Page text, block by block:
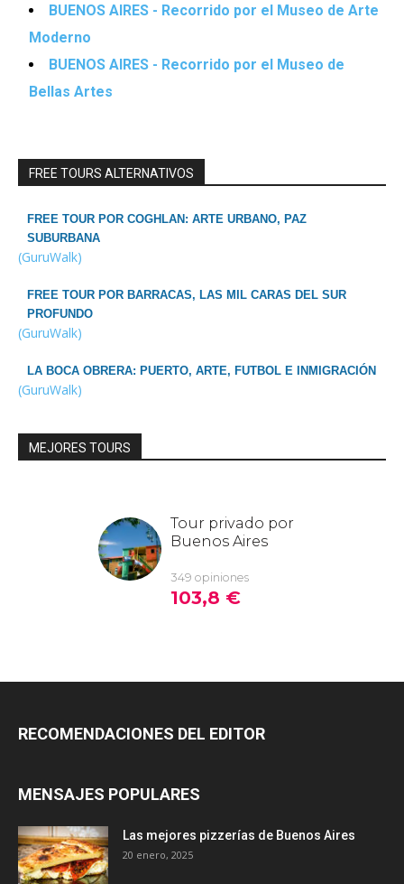
BUENOS AIRES - Recorrido por el Museo de Arte
Moderno
BUENOS AIRES - Recorrido por el Museo de
Bellas Artes
FREE TOURS ALTERNATIVOS
FREE TOUR POR COGHLAN: ARTE URBANO, PAZ
SUBURBANA
(GuruWalk)
FREE TOUR POR BARRACAS, LAS MIL CARAS DEL SUR
PROFUNDO
(GuruWalk)
LA BOCA OBRERA: PUERTO, ARTE, FUTBOL E INMIGRACIÓN
(GuruWalk)
MEJORES TOURS
RECOMENDACIONES DEL EDITOR
MENSAJES POPULARES
Las mejores pizzerías de Buenos Aires
20 enero, 2025